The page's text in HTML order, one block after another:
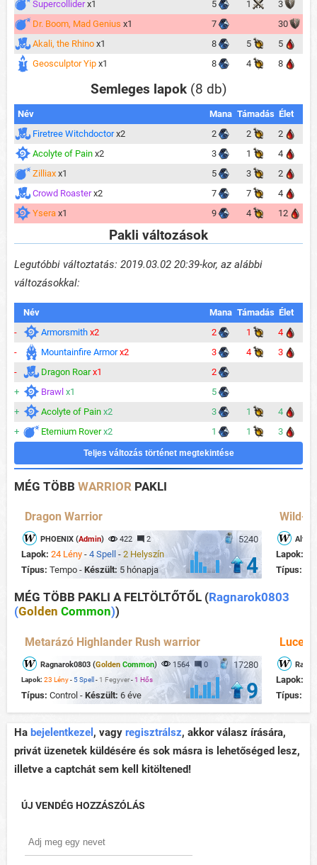
Supercollider x1 5 1
3
Dr. Boom, Mad Genius x1 7
30
Akali, the Rhino x1 8 5
5
Geosculptor Yip x1 8 4 8
Semleges lapok (8 db)
Név Mana Támadás Élet
Firetree Witchdoctor x2 2 2
2
Acolyte of Pain x2 3 1
4
Zilliax x1 5 3
2
Crowd Roaster x2 7 7
4
Ysera x1 9 4 12
Pakli változások
Legutóbbi változtatás: 2019.03.02 20:39-kor, az alábbi
változásokkal:
Név Mana Támadás Élet
-
Armorsmith x2 2 1
4
-
Mountainfire Armor x2 3 4
3
-
Dragon Roar x1
2
+
Brawl x1
5
+
Acolyte of Pain x2 3 1
4
+
Eternium Rover x2 1 1 3
Teljes változás történet megtekintése
MÉG TÖBB WARRIOR PAKLI
Dragon Warrior
5240
PHOENIX (Admin) 422 2
Lapok: 24 Lény - 4 Spell - 2 Helyszín
Típus: Tempo - Készült: 5 hónapja 4
Wild-
Lapok:
Típus:
MÉG TÖBB PAKLI A FELTÖLTŐTŐL (Ragnarok0803
(Golden Common))
Metarázó Highlander Rush warrior
17280
Ragnarok0803 (Golden Common) 1564 0
Lapok: 23 Lény-5 Spell -1 Fegyver-1 Hős
Típus: Control - Készült: 6 éve 9 Lapok:
Típus:
Ha bejelentkezel , vagy regisztrálsz, akkor válasz írására,
privát üzenetek küldésére és sok másra is lehetőséged lesz,
illetve a captchát sem kell kitöltened!
ÚJ VENDÉG HOZZÁSZÓLÁS